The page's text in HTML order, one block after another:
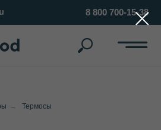
→ Термосы